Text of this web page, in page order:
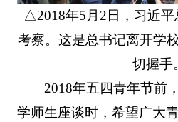
△2018年5月2日，习近
考察。这是总书记离开学
切握手
2018年五四青年节前
学师生座谈时，希望广大